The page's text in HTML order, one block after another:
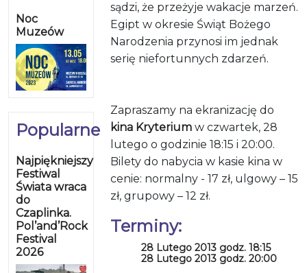
Noc
Muzeów
Popularne
Najpiękniejszy
Festiwal
Świata wraca
do
Czaplinka.
Pol’and’Rock
Festival
2026
sądzi, że przeżyje wakacje marzeń.
Egipt w okresie Świąt Bożego
Narodzenia przynosi im jednak
serię niefortunnych zdarzeń.
Zapraszamy na ekranizację do
kina Kryterium w czwartek, 28
lutego o godzinie 18:15 i 20:00.
Bilety do nabycia w kasie kina w
cenie: normalny - 17 zł, ulgowy – 15
zł, grupowy – 12 zł.
Terminy:
28 Lutego 2013 godz. 18:15
28 Lutego 2013 godz. 20:00